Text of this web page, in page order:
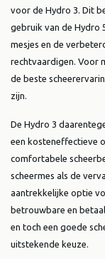
voor de Hydro 3. Dit
gebruik van de Hydro
mesjes en de
rechtvaardigen. Voor
de beste
zijn.
De Hydro 3
een kosteneffectieve
comfortabele
scheermes als de
aantrekkelijke optie
betrouwbare en
en toch een goede
uitstekende keuze.